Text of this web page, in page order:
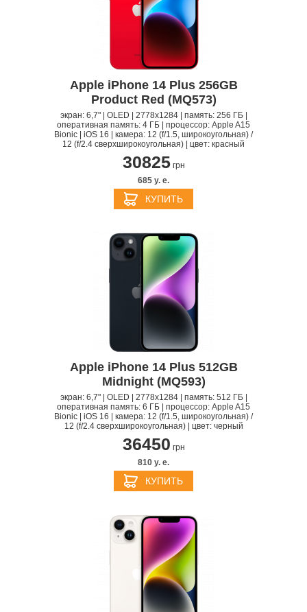
Apple iPhone 14 Plus 256GB
Product Red (MQ573)
экран: 6,7" | OLED | 2778x1284 | память: 256 ГБ |
оперативная память: 4 ГБ | процессор: Apple A15
Bionic | iOS 16 | камера: 12 (f/1.5, широкоугольная) /
12 (f/2.4 сверхширокоугольная) | цвет: красный
30825грн
685 y. e.
КУПИТЬ
Apple iPhone 14 Plus 512GB
Midnight (MQ593)
экран: 6,7" | OLED | 2778x1284 | память: 512 ГБ |
оперативная память: 6 ГБ | процессор: Apple A15
Bionic | iOS 16 | камера: 12 (f/1.5, широкоугольная) /
12 (f/2.4 сверхширокоугольная) | цвет: черный
36450 грн
810 y. e.
КУПИТЬ